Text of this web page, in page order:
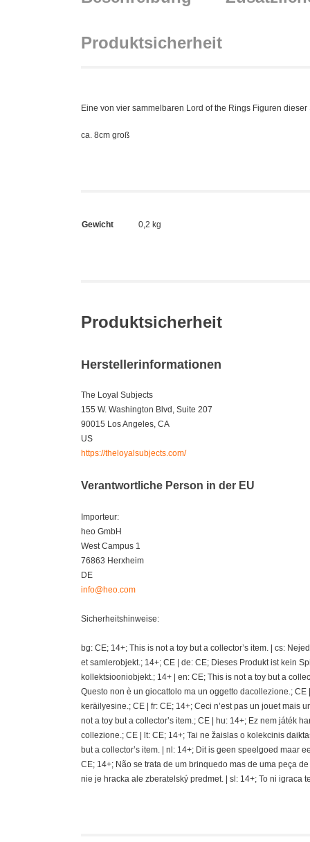
Produktsicherheit
Eine von vier sammelbaren Lord of the Rings Figuren dieser
ca. 8cm groß
Gewicht 0,2 kg
Produktsicherheit
Herstellerinformationen
The Loyal Subjects
155 W. Washington Blvd, Suite 207
90015 Los Angeles, CA
US
https://theloyalsubjects.com/
Verantwortliche Person in der EU
Importeur:
heo GmbH
West Campus 1
76863 Herxheim
DE
info@heo.com
Sicherheitshinweise:
bg: CE; 14+; This is not a toy but a collector’s item. | cs:
et samlerobjekt.; 14+; CE | de: CE; Dieses Produkt ist kein
kollektsiooniobjekt.; 14+ | en: CE; This is not a toy but a
Questo non è un giocattolo ma un oggetto dacollezione.;
keräilyesine.; CE | fr: CE; 14+; Ceci n’est pas un jouet mais
not a toy but a collector’s item.; CE | hu: 14+; Ez nem játék
collezione.; CE | lt: CE; 14+; Tai ne žaislas o kolekcinis
but a collector’s item. | nl: 14+; Dit is geen speelgoed maar
CE; 14+; Não se trata de um brinquedo mas de uma peça
nie je hracka ale zberatelský predmet. | sl: 14+; To ni igraca